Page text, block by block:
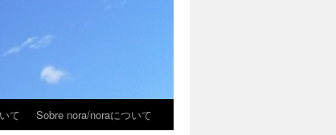
て Sobre nora/noraについて